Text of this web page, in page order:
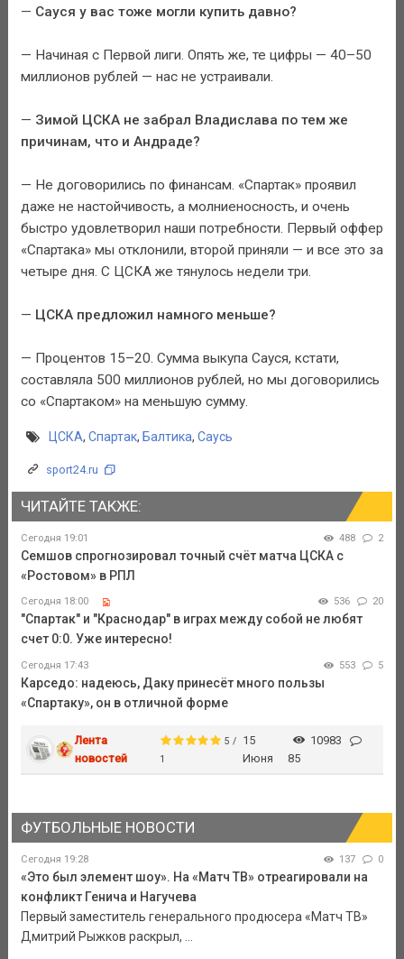
— Сауся у вас тоже могли купить давно?
— Начиная с Первой лиги. Опять же, те цифры — 40–50
миллионов рублей — нас не устраивали.
— Зимой ЦСКА не забрал Владислава по тем же
причинам, что и Андраде?
— Не договорились по финансам. «Спартак» проявил
даже не настойчивость, а молниеносность, и очень
быстро удовлетворил наши потребности. Первый оффер
«Спартака» мы отклонили, второй приняли — и все это за
четыре дня. С ЦСКА же тянулось недели три.
— ЦСКА предложил намного меньше?
— Процентов 15–20. Сумма выкупа Сауся, кстати,
составляла 500 миллионов рублей, но мы договорились
со «Спартаком» на меньшую сумму.
ЦСКА, Спартак, Балтика, Саусь
sport24.ru
ЧИТАЙТЕ ТАКЖЕ:
Сегодня 19:01 488 2
Семшов спрогнозировал точный счёт матча ЦСКА с
«Ростовом» в РПЛ
Сегодня 18:00 536 20
"Спартак" и "Краснодар" в играх между собой не любят
счет 0:0. Уже интересно!
Сегодня 17:43 553 5
Карседо: надеюсь, Даку принесёт много пользы
«Спартаку», он в отличной форме
Лента
новостей
5 /
1
15
Июня
10983
85
ФУТБОЛЬНЫЕ НОВОСТИ
Сегодня 19:28 137 0
«Это был элемент шоу». На «Матч ТВ» отреагировали на
конфликт Генича и Нагучева
Первый заместитель генерального продюсера «Матч ТВ»
Дмитрий Рыжков раскрыл, ...